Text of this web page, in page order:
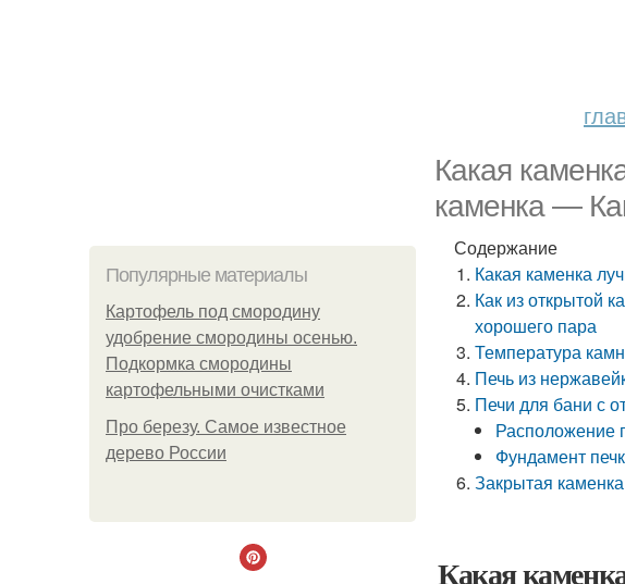
Какая
каменка —
Популярные материалы
Картофель под смородину
удобрение смородины осенью.
Подкормка смородины
картофельными очистками
Про березу. Самое известное
дерево России
Содержание
Какая каменка
Как из открытой
хорошего пара
Температура
Печь из
Печи для бани с
Расположение
Фундамент
Закрытая
Какая